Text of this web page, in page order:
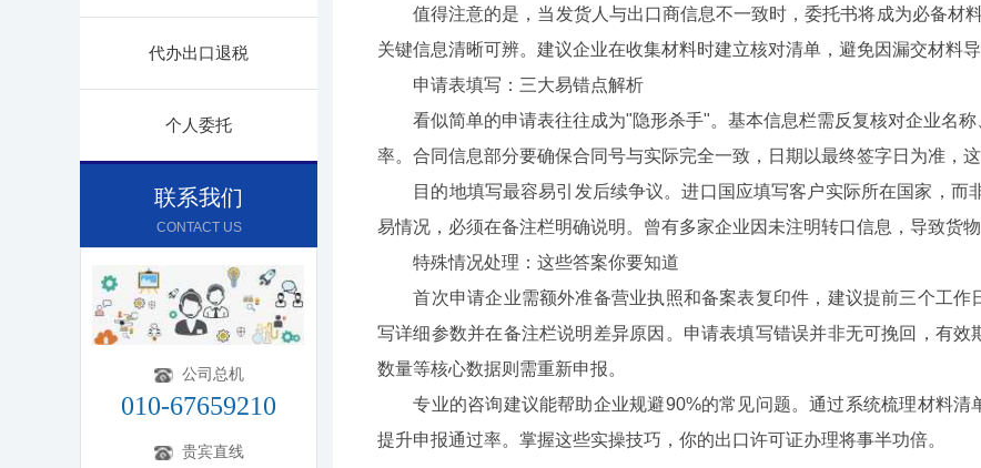
代办出口退税
个人委托
联系我们
CONTACT US
公司总机
010-67659210
贵宾直线
值得注意的是，当发货人与出口商信息不一致时，委托书将成为必备材
关键信息清晰可辨。建议企业在收集材料时建立核对清单，避免因漏交材料导
申请表填写：三大易错点解析
看似简单的申请表往往成为"隐形杀手"。基本信息栏需反复核对企业名称
率。合同信息部分要确保合同号与实际完全一致，日期以最终签字日为准，
目的地填写最容易引发后续争议。进口国应填写客户实际所在国家，而
易情况，必须在备注栏明确说明。曾有多家企业因未注明转口信息，导致货物
特殊情况处理：这些答案你要知道
首次申请企业需额外准备营业执照和备案表复印件，建议提前三个工作
写详细参数并在备注栏说明差异原因。申请表填写错误并非无可挽回，有效
数量等核心数据则需重新申报。
专业的咨询建议能帮助企业规避90%的常见问题。通过系统梳理材料清
提升申报通过率。掌握这些实操技巧，你的出口许可证办理将事半功倍。